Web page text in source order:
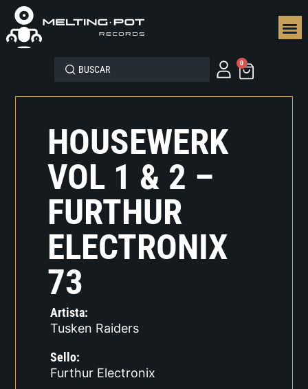
0
HOUSEWERK
VOL 1 & 2 –
FURTHUR
ELECTRONIX
73
Artista:
Tusken Raiders
Sello:
Furthur Electronix